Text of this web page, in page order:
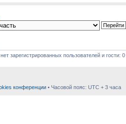
зарегистрированных пользователей и гости: 0
конференции • Часовой пояс: UTC + 3 часа